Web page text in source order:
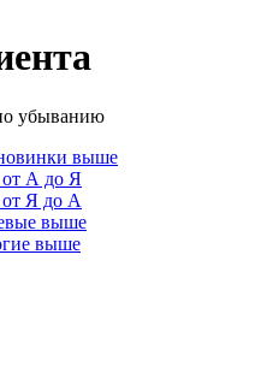
убыванию
выше
от А до Я
от Я до А
выше
выше